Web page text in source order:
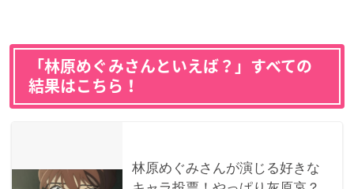
「林原めぐみさんといえば？」すべての
結果はこちら！